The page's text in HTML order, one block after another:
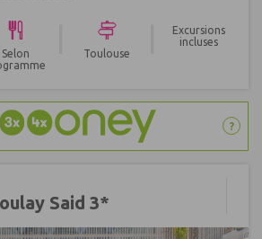
Selon
Toulouse
Excursions
incluses
?
Said 3*